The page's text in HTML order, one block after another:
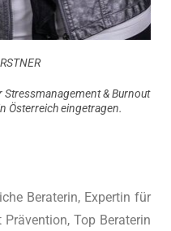
& Burnout
Österreich eingetragen.
Beraterin, Expertin für
Top Beraterin